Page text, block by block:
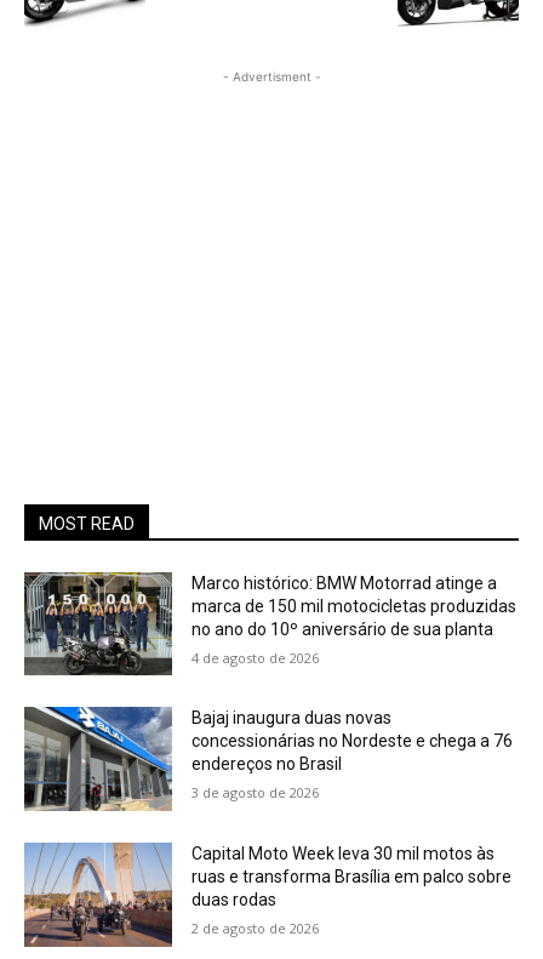
- Advertisment -
MOST READ
Marco histórico: BMW Motorrad atinge a
marca de 150 mil motocicletas produzidas
no ano do 10º aniversário de sua planta
4 de agosto de 2026
Bajaj inaugura duas novas
concessionárias no Nordeste e chega a 76
endereços no Brasil
3 de agosto de 2026
Capital Moto Week leva 30 mil motos às
ruas e transforma Brasília em palco sobre
duas rodas
2 de agosto de 2026